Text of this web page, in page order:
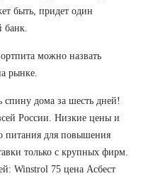
быть, придет один
можно назвать
рынке.
спину дома за шесть дней!
России. Низкие цены и
питания для повышения
только с крупных фирм.
Winstrol 75 цена Асбест